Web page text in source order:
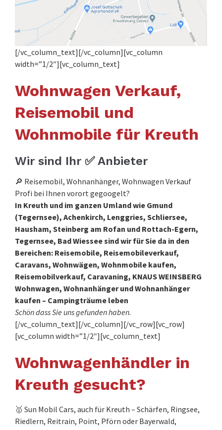
[/vc_column_text][/vc_column][vc_column
width=”1/2″][vc_column_text]
Wohnwagen Verkauf,
Reisemobil und
Wohnmobile für Kreuth
Wir sind Ihr ✅ Anbieter
🔎 Reisemobil, Wohnanhänger, Wohnwagen Verkauf
Profi bei Ihnen vorort gegoogelt?
In Kreuth und im ganzen Umland wie Gmund
(Tegernsee), Achenkirch, Lenggries, Schliersee,
Hausham, Steinberg am Rofan und Rottach-Egern,
Tegernsee, Bad Wiessee sind wir für Sie da in den
Bereichen: Reisemobile, Reisemobileverkauf,
Caravans, Wohnwägen, Wohnmobile kaufen,
Reisemobilverkauf, Caravaning, KNAUS WEINSBERG
Wohnwagen, Wohnanhänger und Wohnanhänger
kaufen – Campingträume leben
Schön dass Sie uns gefunden haben.
[/vc_column_text][/vc_column][/vc_row][vc_row]
[vc_column width=”1/2″][vc_column_text]
Wohnwagenhändler in
Kreuth gesucht?
🥇 Sun Mobil Cars, auch für Kreuth – Schärfen, Ringsee,
Riedlern, Reitrain, Point, Pförn oder Bayerwald,